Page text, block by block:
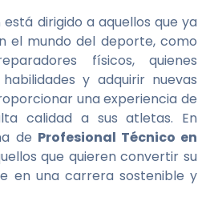
dirigido a aquellos que ya
el mundo del deporte, como
físicos, quienes
y adquirir nuevas
una experiencia de
calidad a sus atletas. En
de Profesional Técnico en
que quieren convertir su
en una carrera sostenible y